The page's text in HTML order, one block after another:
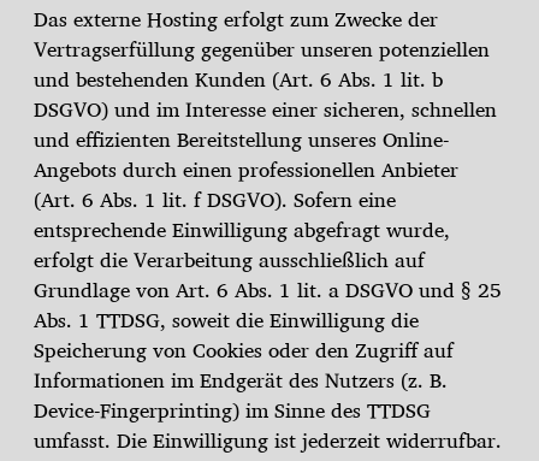
Das externe Hosting erfolgt zum Zwecke der
Vertragserfüllung gegenüber unseren potenziellen
und bestehenden Kunden (Art. 6 Abs. 1 lit. b
DSGVO) und im Interesse einer sicheren, schnellen
und effizienten Bereitstellung unseres Online-
Angebots durch einen professionellen Anbieter
(Art. 6 Abs. 1 lit. f DSGVO). Sofern eine
entsprechende Einwilligung abgefragt wurde,
erfolgt die Verarbeitung ausschließlich auf
Grundlage von Art. 6 Abs. 1 lit. a DSGVO und § 25
Abs. 1 TTDSG, soweit die Einwilligung die
Speicherung von Cookies oder den Zugriff auf
Informationen im Endgerät des Nutzers (z. B.
Device-Fingerprinting) im Sinne des TTDSG
umfasst. Die Einwilligung ist jederzeit widerrufbar.